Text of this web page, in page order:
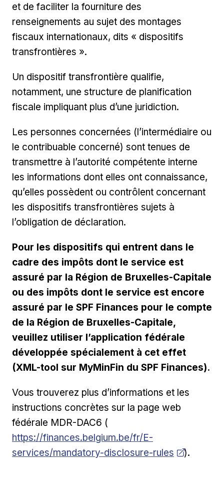
et de faciliter la fourniture des
renseignements au sujet des montages
fiscaux internationaux, dits « dispositifs
transfrontières ».
Un dispositif transfrontière qualifie,
notamment, une structure de planification
fiscale impliquant plus d’une juridiction.
Les personnes concernées (l’intermédiaire ou
le contribuable concerné) sont tenues de
transmettre à l’autorité compétente interne
les informations dont elles ont connaissance,
qu’elles possèdent ou contrôlent concernant
les dispositifs transfrontières sujets à
l’obligation de déclaration.
Pour les dispositifs qui entrent dans le
cadre des impôts dont le service est
assuré par la Région de Bruxelles-Capitale
ou des impôts dont le service est encore
assuré par le SPF Finances pour le compte
de la Région de Bruxelles-Capitale,
veuillez utiliser l’application fédérale
développée spécialement à cet effet
(XML-tool sur MyMinFin du SPF Finances).
Vous trouverez plus d’informations et les
instructions concrètes sur la page web
fédérale MDR-DAC6 (
https://finances.belgium.be/fr/E-
services/mandatory-disclosure-rules
).